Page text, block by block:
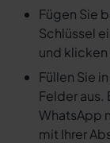
Fügen Sie
Schlüssel
und klicken
Füllen Sie
Felder
WhatsApp
mit Ihrer